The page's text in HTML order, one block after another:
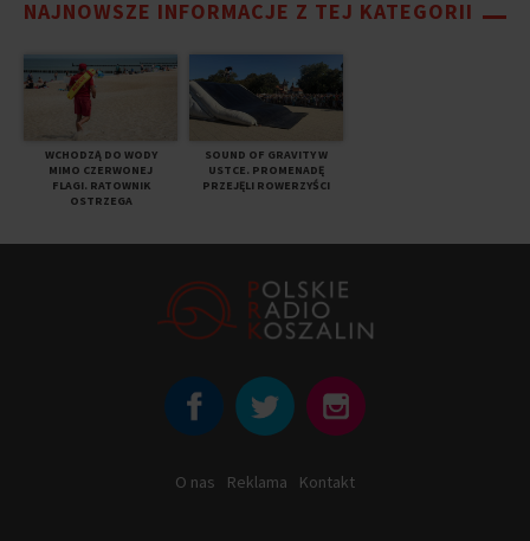
NAJNOWSZE INFORMACJE Z TEJ KATEGORII
WCHODZĄ DO WODY
MIMO CZERWONEJ
FLAGI. RATOWNIK
OSTRZEGA
SOUND OF GRAVITY W
USTCE. PROMENADĘ
PRZEJĘLI ROWERZYŚCI
O nas Reklama Kontakt